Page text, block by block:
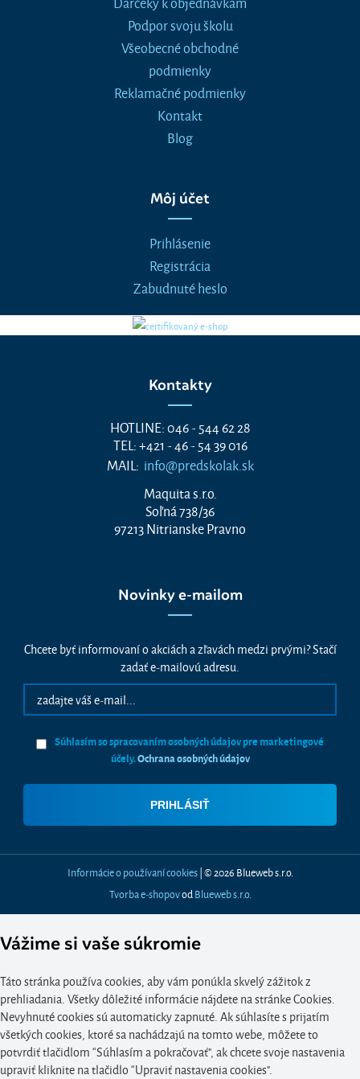
Podpor svoju školu
Všeobecné obchodné
podmienky
Reklamačné podmienky
Kontakt
Blog
Môj účet
Prihlásenie
Registrácia
Zabudnuté heslo
Kontakty
HOTLINE: 046 - 544 62 28
TEL: +421 - 46 - 54 39 016
MAIL: info@predskolak.sk
Maquita s.r.o.
Soľná 738/36
97213 Nitrianske Pravno
Novinky e-mailom
Chcete byť informovaní o akciách a zľavách medzi prvými? Stačí
zadať e-mailovú adresu.
Súhlasím so spracovaním osobných údajov pre marketingové
účely.Ochrana osobných údajov
Informácie o používaní cookies| © 2026 Blueweb s.r.o.
Tvorba e-shopovod Blueweb s.r.o.
Vážime si vaše súkromie
Táto stránka používa cookies, aby vám ponúkla skvelý zážitok z
prehliadania. Všetky dôležité informácie nájdete na stránke Cookies.
Nevyhnuté cookies sú automaticky zapnuté. Ak súhlasíte s prijatím
všetkých cookies, ktoré sa nachádzajú na tomto webe, môžete to
potvrdiť tlačidlom “Súhlasím a pokračovať", ak chcete svoje nastavenia
upraviť kliknite na tlačidlo “Upraviť nastavenia cookies".